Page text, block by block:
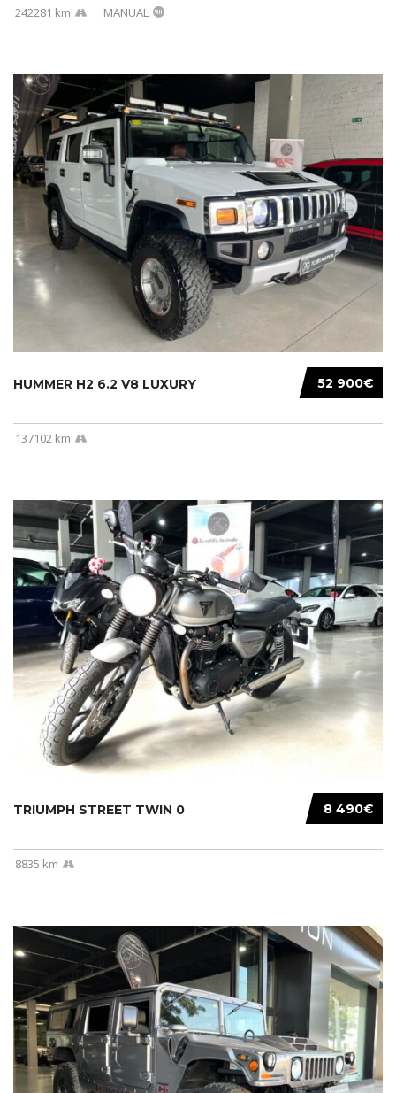
242281 km MANUAL
52 900€
HUMMER H2 6.2 V8 LUXURY
137102 km
8 490€
TRIUMPH STREET TWIN 0
8835 km